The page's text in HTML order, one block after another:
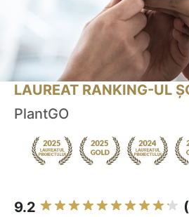
LAUREAT RANKING-UL
PlantGO
9.2